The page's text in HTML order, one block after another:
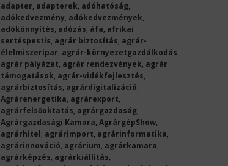
adapter, adapterek, adóhatóság,
adókedvezmény, adókedvezmények,
adókönnyítés, adózás, áfa, afrikai
sertéspestis, agrár biztosítás, agrár-
élelmiszeripar, agrár-környezetgazdálkodás,
agrár pályázat, agrár rendezvények, agrár
támogatások, agrár-vidékfejlesztés,
agrárbiztosítás, agrárdigitalizáció,
Agrárenergetika, agrárexport,
agrárfelsőoktatás, agrárgazdaság,
Agrárgazdasági Kamara, AgrárgépShow,
agrárhitel, agrárimport, agrárinformatika,
agrárinnováció, agrárium, agrárkamara,
agrárképzés, agrárkiállítás,